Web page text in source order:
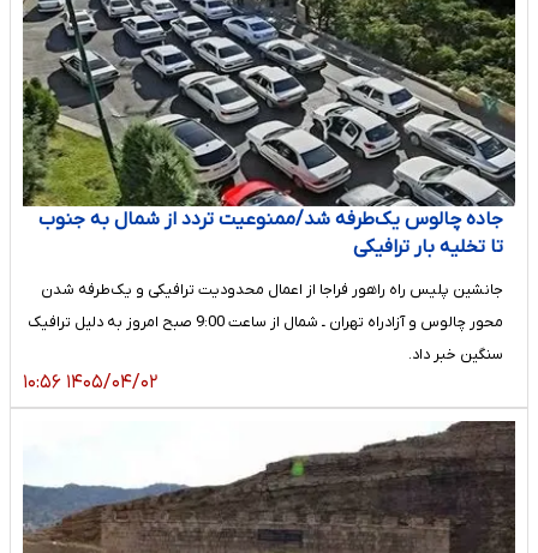
جاده چالوس یک‌طرفه شد/ممنوعیت تردد از شمال به جنوب
تا تخلیه بار ترافیکی
جانشین پلیس راه راهور فراجا از اعمال محدودیت ترافیکی و یک‌طرفه شدن
محور چالوس و آزادراه تهران ـ شمال از ساعت 9:00 صبح امروز به دلیل ترافیک
سنگین خبر داد.
۱۴۰۵/۰۴/۰۲ ۱۰:۵۶